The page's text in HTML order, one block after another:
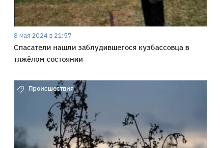
8 мая 2024 в 21:57
Спасатели нашли заблудившегося кузбассовца в
тяжёлом состоянии
Происшествия